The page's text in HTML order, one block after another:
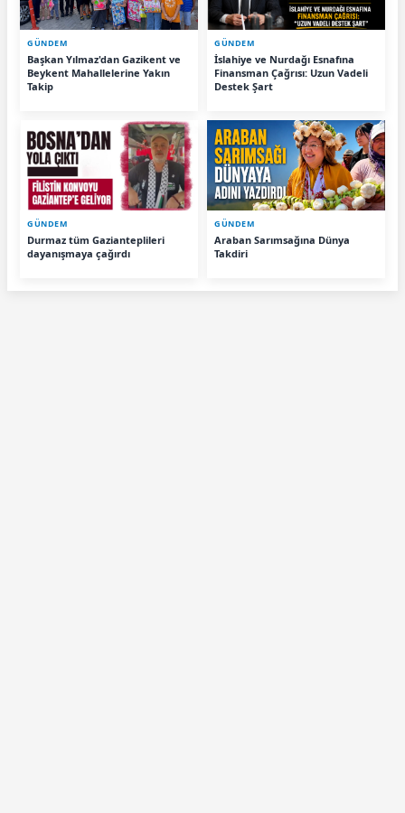
GÜNDEM
Başkan Yılmaz'dan Gazikent ve
Beykent Mahallelerine Yakın
Takip
GÜNDEM
İslahiye ve Nurdağı Esnafına
Finansman Çağrısı: Uzun Vadeli
Destek Şart
GÜNDEM
Durmaz tüm Gazianteplileri
dayanışmaya çağırdı
GÜNDEM
Araban Sarımsağına Dünya
Takdiri